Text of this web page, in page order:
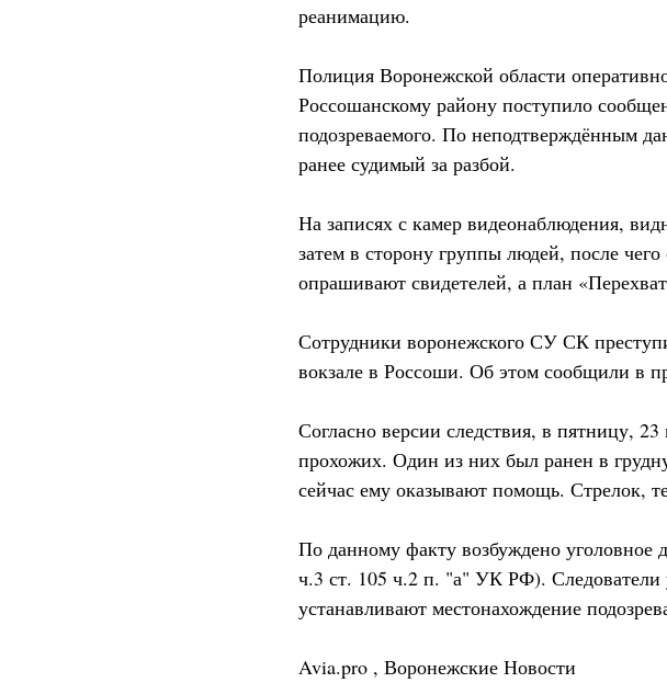
реанимацию.
Полиция Воронежской области
Россошанскому району поступило
подозреваемого. По неподтверждённым
ранее судимый за разбой.
На записях с камер видеонаблюдения,
затем в сторону группы людей, после
опрашивают свидетелей, а план
Сотрудники воронежского СУ СК
вокзале в Россоши. Об этом сообщили в
Согласно версии следствия, в пятницу,
прохожих. Один из них был ранен в
сейчас ему оказывают помощь. Стрелок,
По данному факту возбуждено уголовное
ч.3 ст. 105 ч.2 п. "а" УК РФ). Следователи
устанавливают местонахождение
Avia.pro , Воронежские Новости